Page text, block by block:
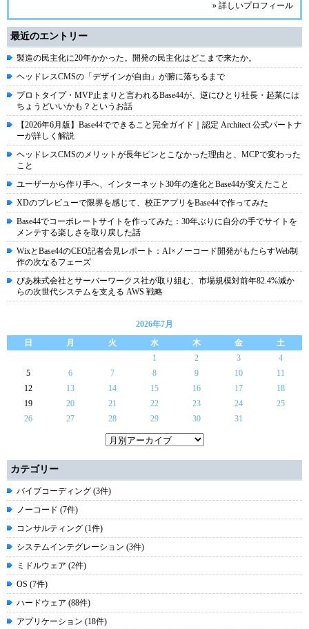
» 詳しいプロフィール
最近のエントリー
製造の民主化に20年かかった。開発の民主化はどこまで来たか。
ヘッドレスCMSの「デザインが自由」が腑に落ちるまで
プロトタイプ・MVP止まりと言われるBase44が、逆にひとり社長・起業には
ちょうどいいかも？というお話
【2026年6月版】Base44でできること完全ガイド｜認定 Architect 公式パートナ
ーが詳しく解説
ヘッドレスCMSのメリットが長年ピンとこなかった理由と、MCPで変わった
こと
ユーザーから作り手へ、インターネット30年の進化とBase44が変えたこと
XDのプレビューで限界を感じて、校正アプリをBase44で作ってみた
Base44でコーポレートサイトを作ってみた：30年ぶりに自分の手でサイトを
メンテする楽しさを取り戻した話
WixとBase44のCEO記者会見レポート：AI×ノーコード開発がもたらすWeb制
作の次なるフェーズ
ぴあ株式会社とサーバーワークス社が取り組む、市場規模対前年82.4%減か
らの次世代システムを支える AWS 戦略
2026年7月
日
月 火 水 木 金
土
1
2 3
4
5
6 7 8 9 10
11
12
13 14 15 16 17
18
19
20 21 22 23 24
25
26
27 28 29 30 31
カテゴリー
バイブコーディング (3件)
ノーコード (7件)
コンサルティング (1件)
システムインテグレーション (3件)
ミドルウェア (2件)
OS (7件)
ハードウェア (88件)
アプリケーション (18件)